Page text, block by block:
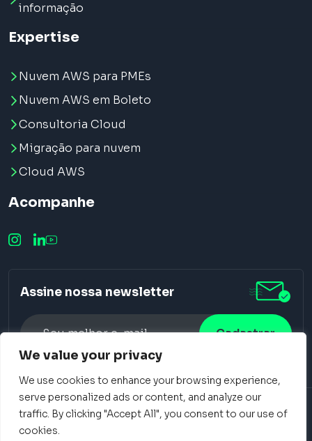
We value your privacy
We use cookies to enhance your browsing experience,
serve personalized ads or content, and analyze our
traffic. By clicking "Accept All", you consent to our use of
cookies.
informação
Expertise
Nuvem AWS para PMEs
Nuvem AWS em Boleto
Consultoria Cloud
Migração para nuvem
Cloud AWS
Acompanhe
Assine nossa newsletter
Select © 2026 - Todos os Direitos Reservados